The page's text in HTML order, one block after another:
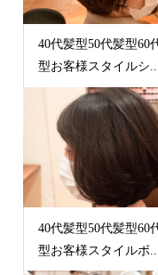
40代髪型50代髪型60
型お客様スタイルシ
40代髪型50代髪型60
型お客様スタイルボ...